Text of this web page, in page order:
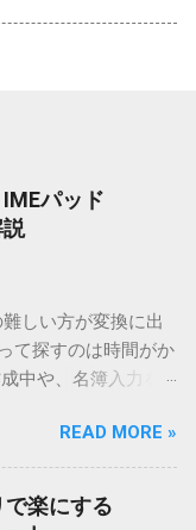
パッド
しい方が変換に出
て探すのは時間がか
中や、名簿入力を
ド（手書き入力）」
のは非効率です
ことも少なくあり
ずに、特定のコー
READ MORE »
楽にする